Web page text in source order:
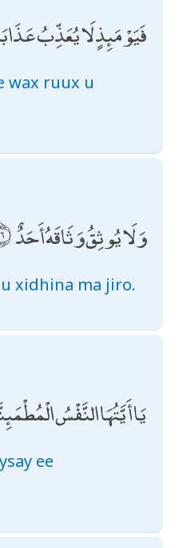
فَيَوْمَئِذٍ لَا يُعَذِّبُ
wax ruux u
وَلَا يُوثِقُ وَثَاقَهُ أَحَدٌ
u xidhina ma jiro.
يَا أَيَّتُهَا النَّفْسُ
ee